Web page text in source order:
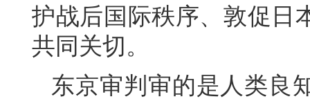
护战后国际秩序、敦促日
共同关切。
东京审判审的是人类良